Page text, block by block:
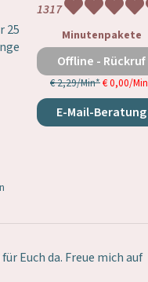
25
1317
Minutenpakete
Offline - Rückruf
€ 2,29/Min*€ 0,00/Min
E-Mail-Beratung
Euch da. Freue mich auf